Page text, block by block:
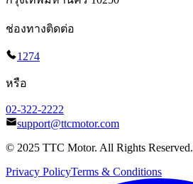
ช่องทางติดต่อ
1274
หรือ
02-322-2222
support@ttcmotor.com
© 2025 TTC Motor. All Rights Reserved.
Privacy PolicyTerms & Conditions